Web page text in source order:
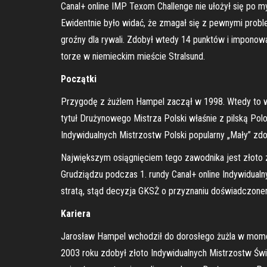
Canal+ online IMP Texom Challenge nie ułożył się
Ewidentnie było widać, że zmagał się z pewnymi
groźny dla rywali. Zdobył wtedy 14 punktów i
torze w niemieckim mieście Stralsund.
Początki
Przygodę z żużlem Hampel zaczął w 1998. Wtedy to
tytuł Drużynowego Mistrza Polski właśnie z pilską
Indywidualnych Mistrzostw Polski popularny „Mały”
Największym osiągnięciem tego zawodnika jest
Grudziądzu podczas 1. rundy Canal+ online
stratą, stąd decyzja GKSŻ o przyznaniu
Kariera
Jarosław Hampel wchodził do dorosłego żużla w
2003 roku zdobył złoto Indywidualnych Mistrzostw